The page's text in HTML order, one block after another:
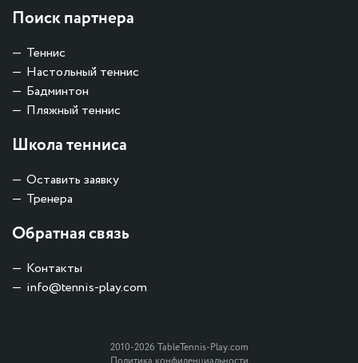
Поиск партнера
Теннис
Настольный теннис
Бадминтон
Пляжный теннис
Школа тенниса
Оставить заявку
Тренера
Обратная связь
Контакты
info@tennis-play.com
2010-2026 TableTennis-Play.com